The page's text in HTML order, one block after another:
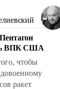
Однако
радикально
боевые
ВПК США
чтобы
довоенному
ракет